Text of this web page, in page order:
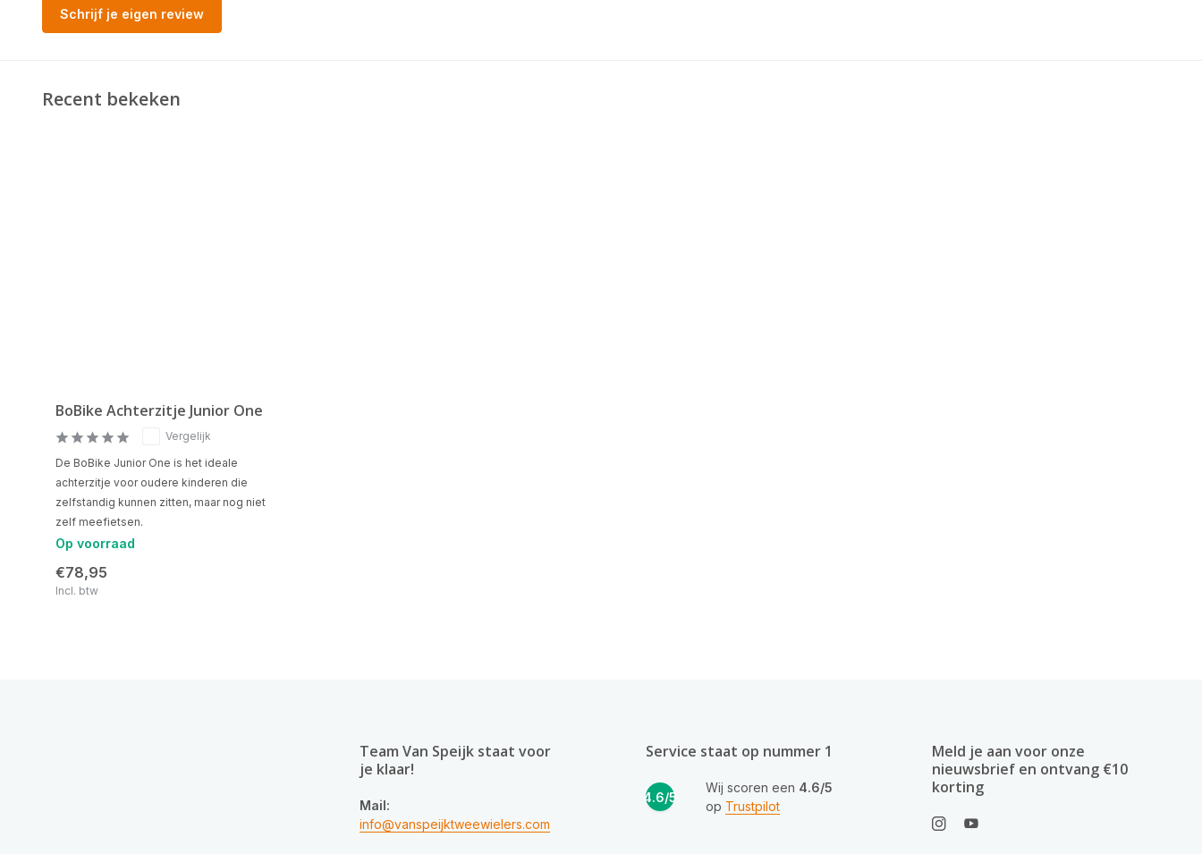
Schrijf je eigen review
Recent bekeken
BoBike Achterzitje Junior One
Vergelijk
De BoBike Junior One is het ideale
achterzitje voor oudere kinderen die
zelfstandig kunnen zitten, maar nog niet
zelf meefietsen.
Op voorraad
€78,95
Incl. btw
Team Van Speijk staat voor
je klaar!
Mail:
info@vanspeijktweewielers.com
Service staat op nummer 1
4.6/5
Wij scoren een 4.6/5
op Trustpilot
Meld je aan voor onze
nieuwsbrief en ontvang €10
korting